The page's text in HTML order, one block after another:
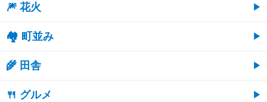
🎆 花火
🏘 町並み
🌾 田舎
🍴 グルメ